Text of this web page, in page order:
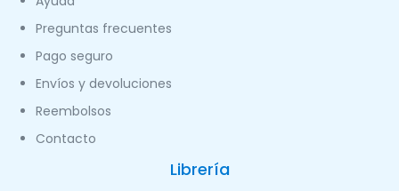
Preguntas frecuentes
Pago seguro
Envíos y devoluciones
Reembolsos
Contacto
Librería